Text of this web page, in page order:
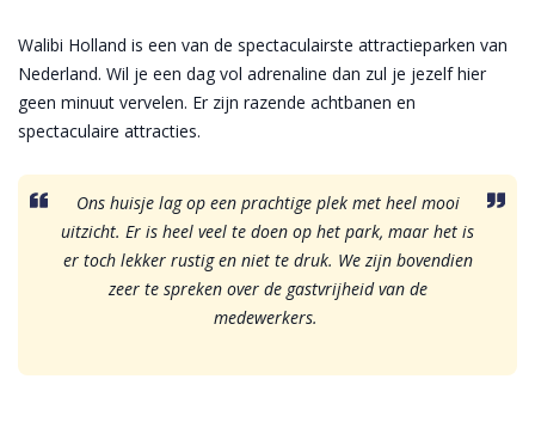
Walibi Holland is een van de spectaculairste attractieparken van
Nederland. Wil je een dag vol adrenaline dan zul je jezelf hier
geen minuut vervelen. Er zijn razende achtbanen en
spectaculaire attracties.
Ons huisje lag op een prachtige plek met heel mooi
uitzicht. Er is heel veel te doen op het park, maar het is
er toch lekker rustig en niet te druk. We zijn bovendien
zeer te spreken over de gastvrijheid van de
medewerkers.